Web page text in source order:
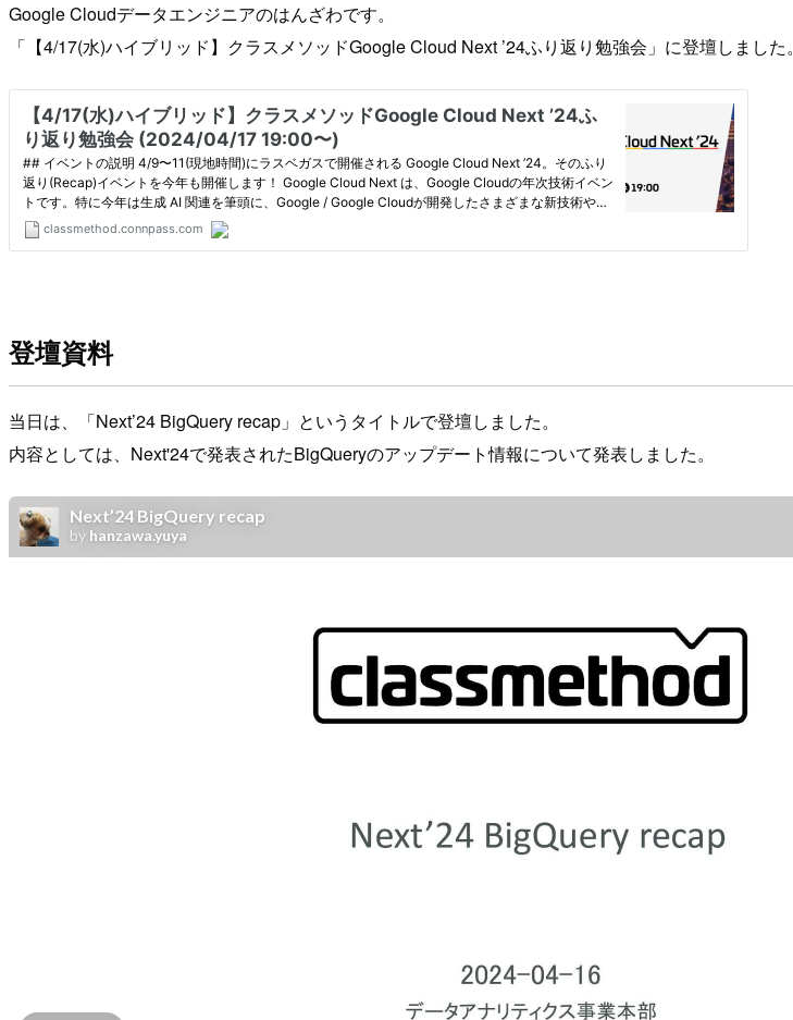
Google Cloudデータエンジニアのはんざわです。
「【4/17(水)ハイブリッド】クラスメソッドGoogle Cloud Next ’24ふり返り勉強会」に登壇しました。
登壇資料
当日は、「Next’24 BigQuery recap」というタイトルで登壇しました。
内容としては、Next'24で発表されたBigQueryのアップデート情報について発表しました。